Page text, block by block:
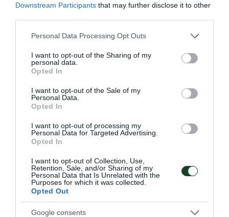
Downstream Participants that may further disclose it to other
Please note that this website/app uses one or more Google
not limited to your visit or usage behaviour. You may click to
grant or deny consent to Google and its third-party tags to
use your data for below specified purposes in below Google
consent section.
Personal Data Processing Opt Outs
I want to opt-out of the Sharing of my
personal data.
Opted In
I want to opt-out of the Sale of my
Personal Data.
Opted In
I want to opt-out of processing my
Personal Data for Targeted Advertising.
Opted In
I want to opt-out of Collection, Use,
Retention, Sale, and/or Sharing of my
Personal Data that Is Unrelated with the
Purposes for which it was collected.
Opted Out
Google consents
Δύο στα δύο η Εθνική Νέων
γυναικών
Η Εθνική ομάδα μπάσκετ Νέων γυναικών πανηγύρισε τη
δεύτερη νίκη στο ευρωπαϊκό πρωτάθλημα δεύτερης
ΤΕΛΕΥΤΑΙΑ ΝΕΑ